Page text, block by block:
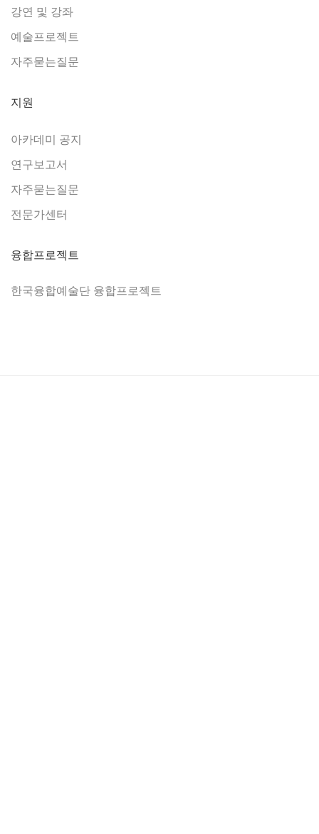
강연 및 강좌
예술프로젝트
자주묻는질문
지원
아카데미 공지
연구보고서
자주묻는질문
전문가센터
융합프로젝트
한국융합예술단 융합프로젝트